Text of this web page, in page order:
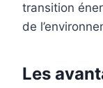
transition
de
Les